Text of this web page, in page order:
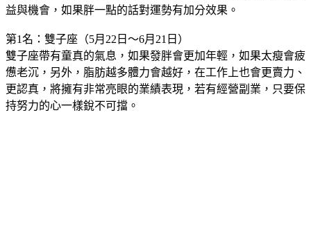
加親和力，有機會被長官與老闆喜愛，若想替自己爭取更多權
第1名：雙子座（5月22日～6月21日）
雙子座帶有童真的氣息，如果發胖會更加年輕，如果太瘦會疲
憊老沉，另外，脂肪越多體力會越好，在工作上也會更賣力、
更認真，將擁有非常亮眼的業績表現，若有經營副業，只要保